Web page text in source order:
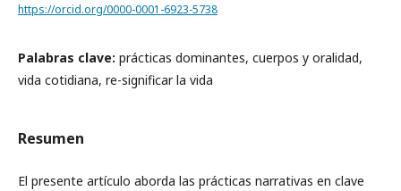
https://orcid.org/0000-0001-6923-5738
Palabras clave: prácticas dominantes, cuerpos y oralidad,
vida cotidiana, re-significar la vida
Resumen
El presente artículo aborda las prácticas narrativas en clave